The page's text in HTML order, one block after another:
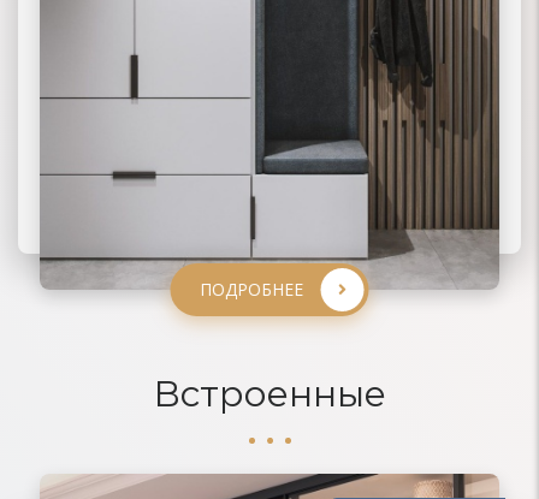
ПОДРОБНЕЕ
ПОДРОБНЕЕ
Встроенные